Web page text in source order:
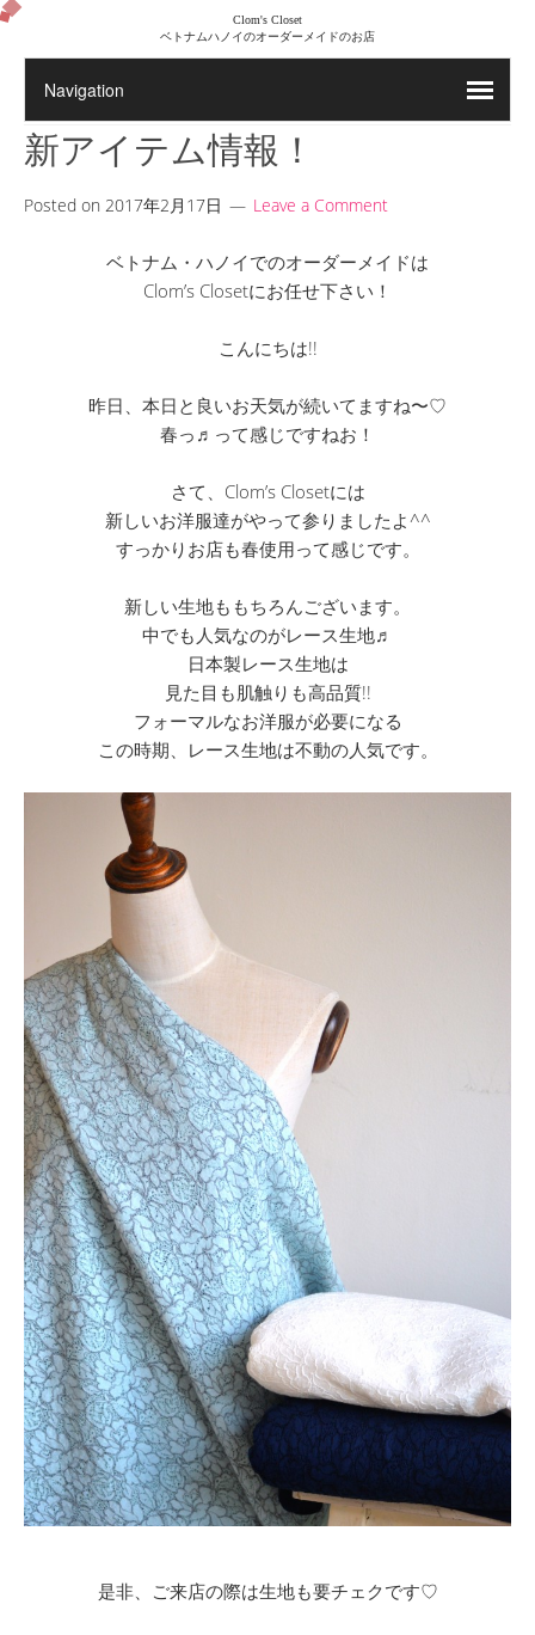
Clom's Closet
ベトナムハノイのオーダーメイドのお店
新アイテム情報！
Posted on 2017年2月17日 Leave a Comment
ベトナム・ハノイでのオーダーメイドは
Clom’s Closetにお任せ下さい！
こんにちは!!
昨日、本日と良いお天気が続いてますね〜♡
春っ♬って感じですねお！
さて、Clom’s Closetには
新しいお洋服達がやって参りましたよ^^
すっかりお店も春使用って感じです。
新しい生地ももちろんございます。
中でも人気なのがレース生地♬
日本製レース生地は
見た目も肌触りも高品質!!
フォーマルなお洋服が必要になる
この時期、レース生地は不動の人気です。
是非、ご来店の際は生地も要チェクです♡